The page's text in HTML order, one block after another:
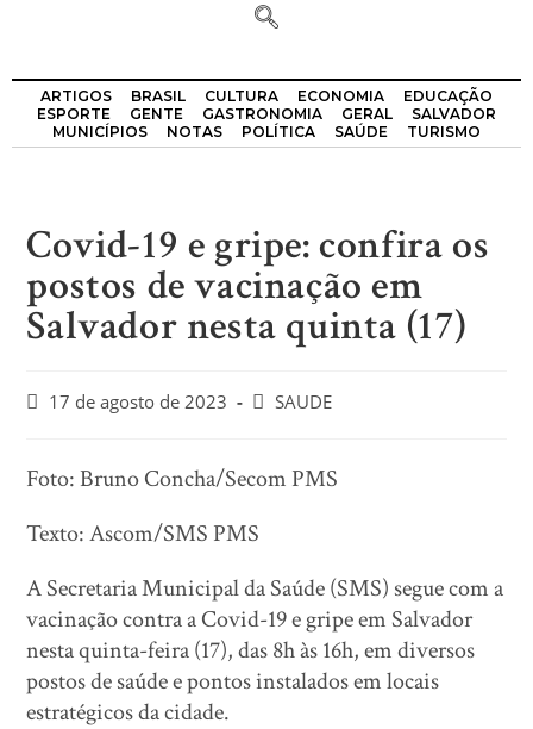
ARTIGOS BRASIL CULTURA ECONOMIA
EDUCAÇÃO
ESPORTE
GENTE GASTRONOMIA GERAL
SALVADOR
MUNICÍPIOS
NOTAS POLÍTICA SAÚDE TURISMO
Covid-19 e gripe: confira os
postos de vacinação em
Salvador nesta quinta (17)
17 de agosto de 2023 SAUDE
Foto: Bruno Concha/Secom PMS
Texto: Ascom/SMS PMS
A Secretaria Municipal da Saúde (SMS) segue com a
vacinação contra a Covid-19 e gripe em Salvador
nesta quinta-feira (17), das 8h às 16h, em diversos
postos de saúde e pontos instalados em locais
estratégicos da cidade.